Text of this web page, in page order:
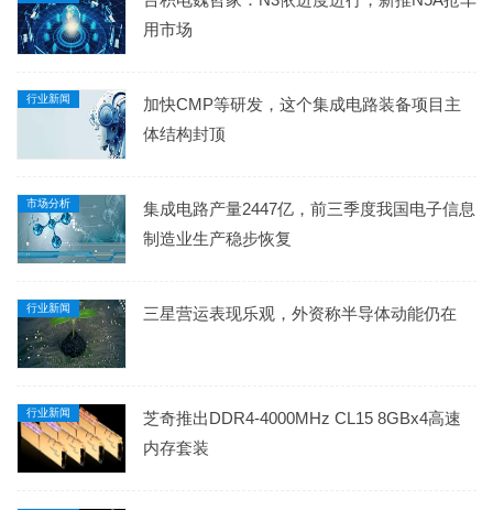
用市场
行业新闻
加快CMP等研发，这个集成电路装备项目主
体结构封顶
市场分析
集成电路产量2447亿，前三季度我国电子信息
制造业生产稳步恢复
行业新闻 三星营运表现乐观，外资称半导体动能仍在
行业新闻
芝奇推出DDR4-4000MHz CL15 8GBx4高速
内存套装